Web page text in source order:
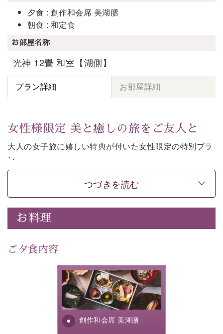
夕食 : 創作和会席 美湖膳
朝食 : 和定食
お部屋名称
光神 12畳 和室【湖側】
プラン詳細 お部屋詳細
女性様限定 美と癒しの旅をご友人と
大人の女子旅に嬉しい特典が付いた女性限定の特別プラ
ン。
女性同士の癒しの旅を愉しみたいならこちら。
-----------【安心への取り組み】----------
個室料亭、貸切風呂のご利用が可能な上、 安心安全にご
滞在いただけるよう
30項目以上からなる独自の衛生・消毒プログラムの基、
---------------------------------------------
■内容&特典■
40分無料
1人1,000円分の館内利用券（お飲み物やお土産などに
「千人風呂」で有名な 片倉館のご入浴券
クレンジング、化粧水、乳液
つづきを読む
お料理
ご夕食内容
創作和会席 美湖膳
美湖膳とは諏訪の地で特別を
提供する為に料理長・神原 裕
明が考え出した創作和会席で
す。美しい諏訪湖の幸...